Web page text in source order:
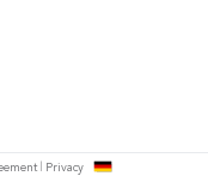
Privacy